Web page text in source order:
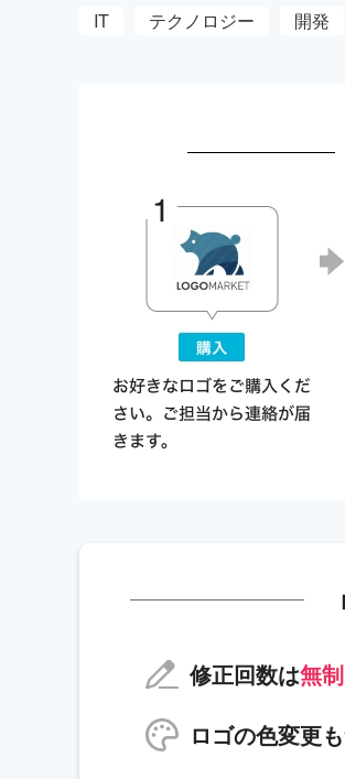
IT テクノロジー 開発
修正回数は無
ロゴの色変更も